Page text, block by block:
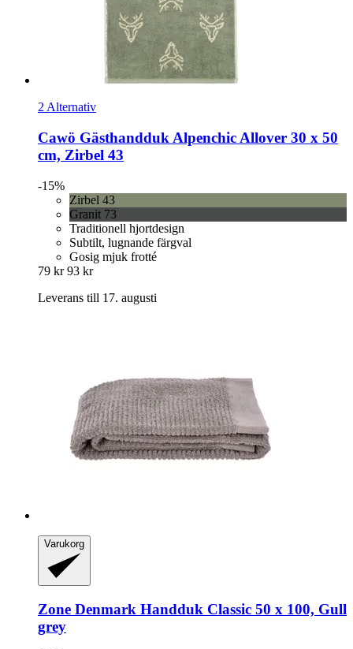
2 Alternativ
Cawö Gästhandduk Alpenchic Allover 30 x 50
cm, Zirbel 43
-15%
Zirbel 43
Granit 73
Traditionell hjortdesign
Subtilt, lugnande färgval
Gosig mjuk frotté
79 kr 93 kr
Leverans till 17. augusti
Varukorg
Zone Denmark Handduk Classic 50 x 100, Gull
grey